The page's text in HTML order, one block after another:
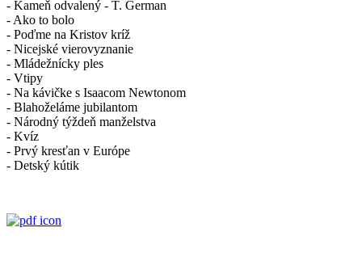
- Kameň odvalený - T. German
- Ako to bolo
- Poďme na Kristov kríž
- Nicejské vierovyznanie
- Mládežnícky ples
- Vtipy
- Na kávičke s Isaacom Newtonom
- Blahoželáme jubilantom
- Národný týždeň manželstva
- Kvíz
- Prvý kresťan v Európe
- Detský kútik